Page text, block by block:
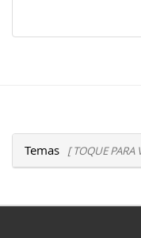
Temas [ TOQUE PARA